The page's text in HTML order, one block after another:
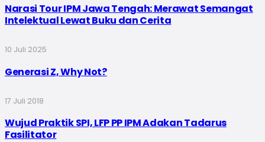
Narasi Tour IPM Jawa Tengah: Merawat Semangat
Intelektual Lewat Buku dan Cerita
10 Juli 2025
Generasi Z, Why Not?
17 Juli 2018
Wujud Praktik SPI, LFP PP IPM Adakan Tadarus
Fasilitator